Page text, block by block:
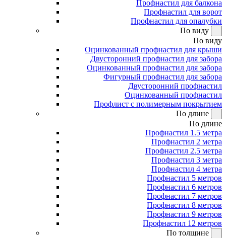
Профнастил для балкона
Профнастил для ворот
Профнастил для опалубки
По виду
По виду
Оцинкованный профнастил для крыши
Двусторонний профнастил для забора
Оцинкованный профнастил для забора
Фигурный профнастил для забора
Двусторонний профнастил
Оцинкованный профнастил
Профлист с полимерным покрытием
По длине
По длине
Профнастил 1.5 метра
Профнастил 2 метра
Профнастил 2.5 метра
Профнастил 3 метра
Профнастил 4 метра
Профнастил 5 метров
Профнастил 6 метров
Профнастил 7 метров
Профнастил 8 метров
Профнастил 9 метров
Профнастил 12 метров
По толщине